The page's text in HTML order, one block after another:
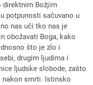
direktnim Božjim
potpunosti sačuvano u
nas uči tko nas je
obožavati Boga, kako
što je zlo i
drugim ljudima i
ljudske slobode, zašto
smrti. Istinsko